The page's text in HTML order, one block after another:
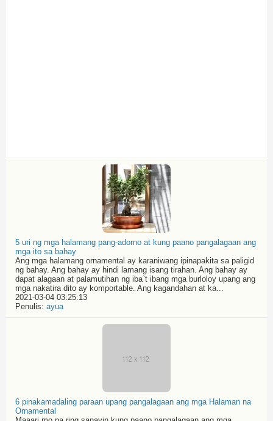
5 uri ng mga halamang pang-adorno at kung paano pangalagaan ang
mga ito sa bahay
Ang mga halamang ornamental ay karaniwang ipinapakita sa paligid
ng bahay. Ang bahay ay hindi lamang isang tirahan. Ang bahay ay
dapat alagaan at palamutihan ng iba`t ibang mga burloloy upang ang
mga nakatira dito ay komportable. Ang kagandahan at ka...
2021-03-04 03:25:13
Penulis: ayua
6 pinakamadaling paraan upang pangalagaan ang mga Halaman na
Ornamental